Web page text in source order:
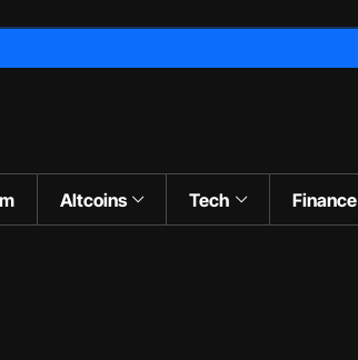
Altcoins Tech Finance